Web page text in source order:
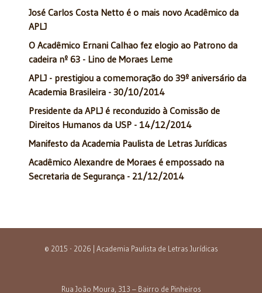
José Carlos Costa Netto é o mais novo Acadêmico da
APLJ
O Acadêmico Ernani Calhao fez elogio ao Patrono da
cadeira nº 63 - Lino de Moraes Leme
APLJ - prestigiou a comemoração do 39º aniversário da
Academia Brasileira - 30/10/2014
Presidente da APLJ é reconduzido à Comissão de
Direitos Humanos da USP - 14/12/2014
Manifesto da Academia Paulista de Letras Jurídicas
Acadêmico Alexandre de Moraes é empossado na
Secretaria de Segurança - 21/12/2014
© 2015 - 2026 | Academia Paulista de Letras Jurídicas
Rua João Moura, 313 – Bairro de Pinheiros